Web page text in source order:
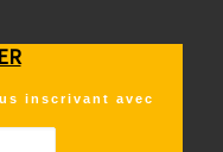
inscrivant avec